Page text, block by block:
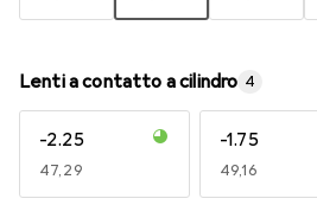
Lenti a contatto a cilindro 4
-2.25
EUR
47,29
-1.75
EUR
49,16